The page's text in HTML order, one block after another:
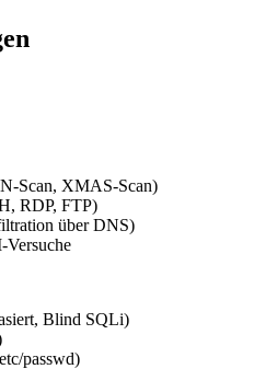
Scan, XMAS-Scan)
RDP, FTP)
über DNS)
Blind SQLi)
passwd)